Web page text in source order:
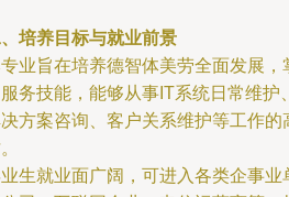
培养目标与就业前景
业旨在培养德智体美劳全面发展
务技能，能够从事IT系统日常维护
方案咨询、客户关系维护等工作
生就业面广阔，可进入各类企事